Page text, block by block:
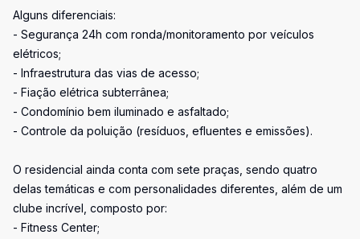
Alguns diferenciais:
- Segurança 24h com ronda/monitoramento por veículos
elétricos;
- Infraestrutura das vias de acesso;
- Fiação elétrica subterrânea;
- Condomínio bem iluminado e asfaltado;
- Controle da poluição (resíduos, efluentes e emissões).
O residencial ainda conta com sete praças, sendo quatro
delas temáticas e com personalidades diferentes, além de um
clube incrível, composto por:
- Fitness Center;